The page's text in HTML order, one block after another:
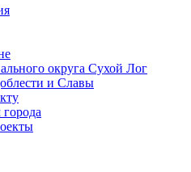
округа Сухой Лог
и Славы